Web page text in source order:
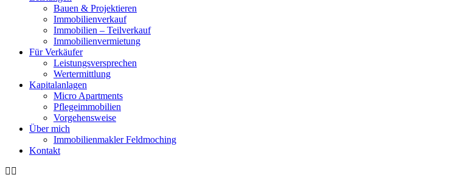
Bauen & Projektieren
Immobilienverkauf
Immobilien – Teilverkauf
Immobilienvermietung
Für Verkäufer
Leistungsversprechen
Wertermittlung
Kapitalanlagen
Micro Apartments
Pflegeimmobilien
Vorgehensweise
Über mich
Immobilienmakler Feldmoching
Kontakt